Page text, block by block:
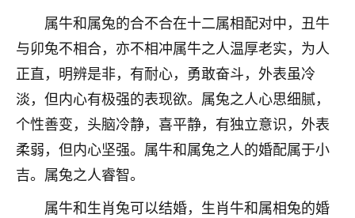
属牛和属兔的合不合在十二属相配对中，丑牛
与卯兔不相合，亦不相冲属牛之人温厚老实，为人
正直，明辨是非，有耐心，勇敢奋斗，外表虽冷
淡，但内心有极强的表现欲。属兔之人心思细腻，
个性善变，头脑冷静，喜平静，有独立意识，外表
柔弱，但内心坚强。属牛和属兔之人的婚配属于小
吉。属兔之人睿智。
属牛和生肖兔可以结婚，生肖牛和属相兔的婚
鹿森：恭喜升职加薪！！，请客吗？�
12小时前 来自北京 32
心心相印
我身体不太好，总是病病殃殃的，去检查又没什么大
问题，反正就是不舒服。中医西医看遍了，找不到问
题，后来无意中看到有人推荐慧来老师，跟老师聊过
之后，心情豁然开朗，也听老师建议，处理了一些因
果问题。今年以来，身体比以前好多，主要是心情好
了，老师说境随心转，现在深有体会了。